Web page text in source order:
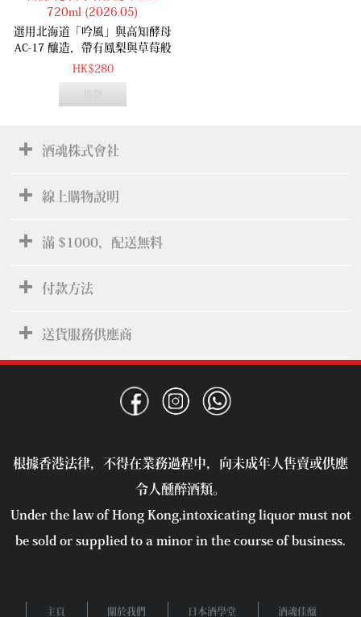
720ml (2026.05)
選用北海道「吟風」與高知酵母
AC-17 釀造，帶有鳳梨與草莓般
華麗吟醸香。保持俐落 Dry 口
HK$280
酒魂株式會社
線上購物說明
滿 $1000，配送無料
付款方法
送貨服務供應商
根據香港法律，不得在業務過程中，向未成年人售賣或供應
令人醺醉酒類。
Under the law of Hong Kong,intoxicating liquor must not
be sold or supplied to a minor in the course of business.
主頁 關於我們 日本酒學堂 酒魂佳釀